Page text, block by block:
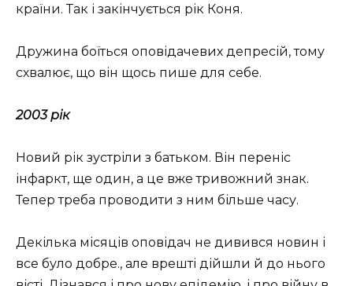
країни. Так і закінчується рік Коня.
Дружина боїться оповідачевих депресій, тому
схвалює, що він щось пише для себе.
2003 рік
Новий рік зустріли з батьком. Він переніс
інфаркт, ще один, а це вже тривожний знак.
Тепер треба проводити з ним більше часу.
Декілька місяців оповідач не дивився новин і
все було добре., але врешті дійшли й до нього